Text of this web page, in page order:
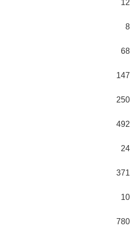
12
8
68
147
250
492
24
371
10
780